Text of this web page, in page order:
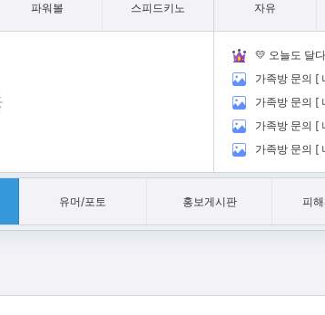
파워볼 스피드키노 자유
💛 오늘도 달
가족방 문의 [
가족방 문의 [
가족방 문의 [
가족방 문의 [
유머/포토 홍보게시판 피